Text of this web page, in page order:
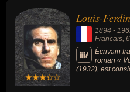
Louis-
1894 -
Francais,
Écrivain
roman «
(1932), est
grands
du XX siècle,